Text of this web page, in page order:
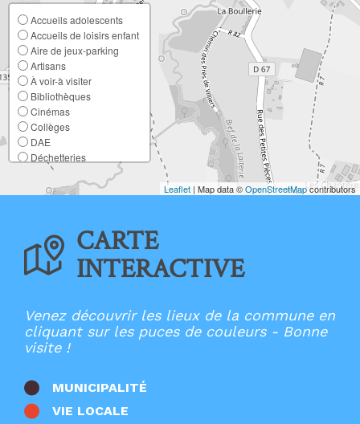
Accueils adolescents
Accueils de loisirs enfant
Aire de jeux-parking
Artisans
À voir-à visiter
Bibliothèques
Cinémas
Collèges
DAE
Déchetteries
Ecoles élémentaires
Ecoles maternelles
Lieux de culte
Mairies
Multi-accueil
Offices de Tourisme
Points d'apport volontaire
Restaurants
Salles
Santé
Sport
Zones d'activités
Autres
Leaflet | Map data ©OpenStreetMapcontributors
CARTE
INTERACTIVE
Venez découvrir les lieux de la commune en
cliquant sur les puces de couleurs - Bonne
visite !
MUNICIPALITÉ
VIE LOCALE